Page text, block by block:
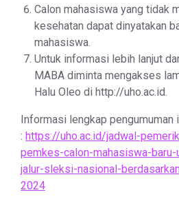
Calon mahasiswa yang tidak
kesehatan dapat dinyatakan
mahasiswa.
Untuk informasi lebih lanjut
MABA diminta mengakses
Halu Oleo di http://uho.ac.id.
Informasi lengkap
: https://uho.ac.id/jadwal-
pemkes-calon-mahasiswa-
jalur-sleksi-nasional-
2024